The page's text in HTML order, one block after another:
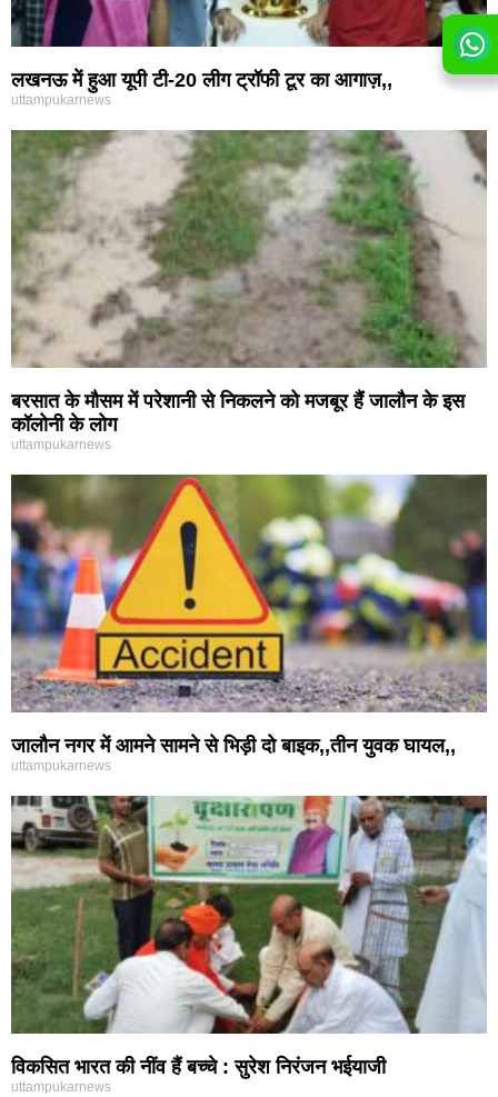
लखनऊ में हुआ यूपी टी-20 लीग ट्रॉफी टूर का आगाज़,,
uttampukarnews
बरसात के मौसम में परेशानी से निकलने को मजबूर हैं जालौन के इस
कॉलोनी के लोग
uttampukarnews
जालौन नगर में आमने सामने से भिड़ी दो बाइक,,तीन युवक घायल,,
uttampukarnews
विकसित भारत की नींव हैं बच्चे : सुरेश निरंजन भईयाजी
uttampukarnews